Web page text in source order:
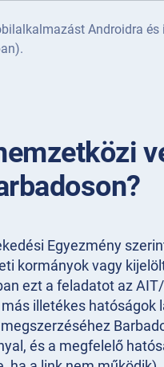
Androidra és
Egyezmény
kormányok vagy
ezt a feladatot az
illetékes hatóságok
és a megfelelő